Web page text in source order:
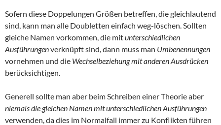
Sofern diese Doppelungen Größen betreffen, die gleichlautend
sind, kann man alle Doubletten einfach weg-löschen. Sollten
gleiche Namen vorkommen, die mitunterschiedlichen
Ausführungenverknüpft sind, dann muss man Umbenennungen
vornehmen und die Wechselbeziehung mit anderen Ausdrücken
berücksichtigen.
Generell sollte man aber beim Schreiben einer Theorie aber
niemals die gleichen Namen mit unterschiedlichen Ausführungen
verwenden, da dies im Normalfall immer zu Konflikten führen